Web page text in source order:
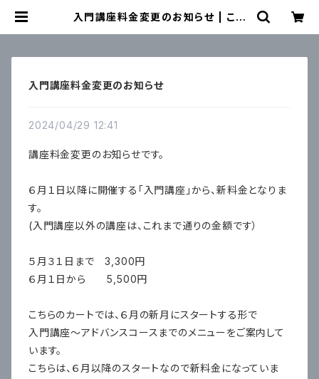
入門講座料金変更のお知らせ | こも
入門講座料金変更のお知らせ
2024/04/29 12:41
講座料金変更のお知らせです。
６月１日以降に開催する「入門講座」から、新料金となりま
す。
(入門講座以外の講座は、これまで通りの金額です）
５月３１日まで 3,300円
６月１日から 5,500円
こちらのカートでは、６月の新月にスタートする形で
入門講座〜アドバンスコースまでのメニューをご案内して
います。
こちらは、６月以降のスタートなので新料金になっていま